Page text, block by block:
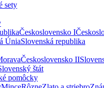
sety
Československo I
ÚniaSlovenská republika
Československo II
štát
pomôcky